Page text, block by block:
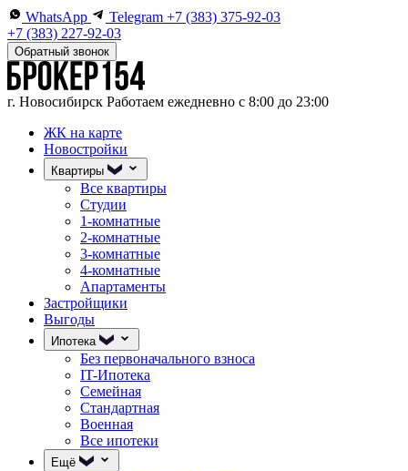
WhatsApp Telegram +7 (383) 375-92-03
+7 (383) 227-92-03
Обратный звонок
г. Новосибирск Работаем ежедневно с 8:00 до 23:00
ЖК на карте
Новостройки
Квартиры
Все квартиры
Студии
1-комнатные
2-комнатные
3-комнатные
4-комнатные
Апартаменты
Застройщики
Выгоды
Ипотека
Без первоначального взноса
IT-Ипотека
Семейная
Стандартная
Военная
Все ипотеки
Ещё